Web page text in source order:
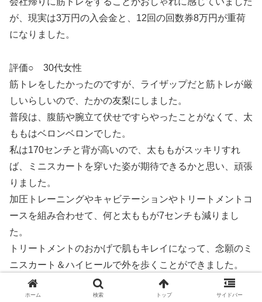
が、現実は3万円の入会金と、12回の回数券8万円が重荷
になりました。
評価○ 30代女性
筋トレをしたかったのですが、ライザップだと筋トレが厳
しいらしいので、たかの友梨にしました。
普段は、腹筋や腕立て伏せですらやったことがなくて、太
ももはベロンベロンでした。
私は170センチと背が高いので、太ももがスッキリすれ
ば、ミニスカートを穿いた姿が期待できるかと思い、頑張
りました。
加圧トレーニングやキャビテーションやトリートメントコ
ースを組み合わせて、何と太ももが7センチも減りまし
た。
トリートメントのおかげで肌もキレイになって、念願のミ
ニスカート＆ハイヒールで外を歩くことができました。
評価○ 50代女性
ホーム 検索 トップ サイドバー